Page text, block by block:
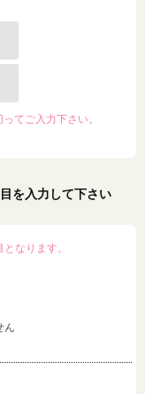
てご入力下さい。
を入力して下さい
なります。
ん